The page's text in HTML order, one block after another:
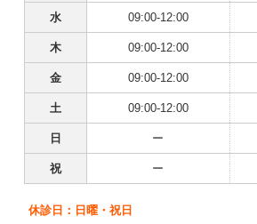
水 09:00-12:00
木 09:00-12:00
金 09:00-12:00
土 09:00-12:00
日 ー
祝 ー
休診日：日曜・祝日